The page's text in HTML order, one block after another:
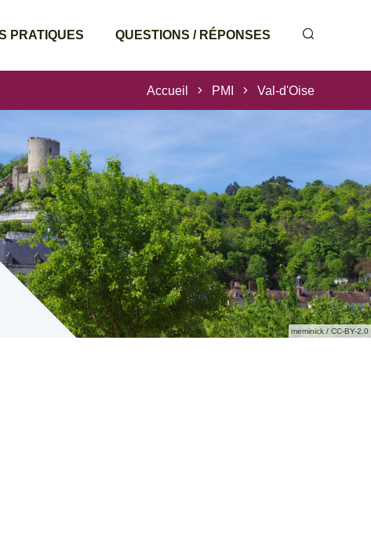
PRATIQUES QUESTIONS / RÉPONSES
Accueil PMI Val-d'Oise
meminick / CC-BY-2.0